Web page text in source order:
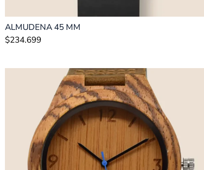
ALMUDENA 45 MM
$234.699